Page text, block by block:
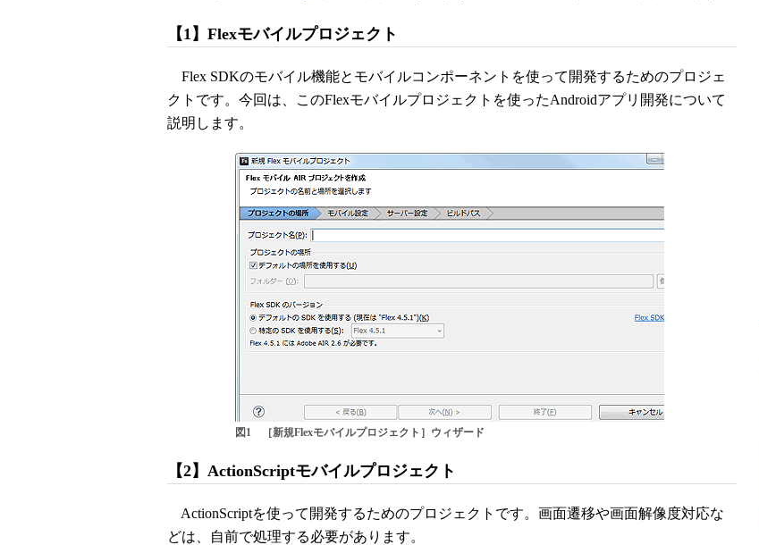
【1】Flexモバイルプロジェクト
Flex SDKのモバイル機能とモバイルコンポーネントを使って開発するためのプロジェ
クトです。今回は、このFlexモバイルプロジェクトを使ったAndroidアプリ開発について
説明します。
図1 ［新規Flexモバイルプロジェクト］ウィザード
【2】ActionScriptモバイルプロジェクト
ActionScriptを使って開発するためのプロジェクトです。画面遷移や画面解像度対応な
どは、自前で処理する必要があります。